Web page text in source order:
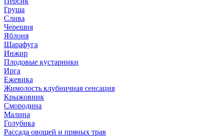
Груша
Слива
Черешня
Яблоня
Шарафуга
Инжир
Плодовые кустарники
Ирга
Ежевика
Жимолость клубничная сенсация
Крыжовник
Смородина
Малина
Голубика
Рассада овощей и пряных трав